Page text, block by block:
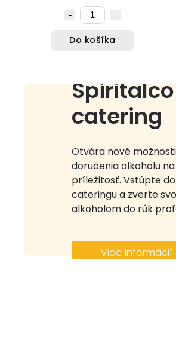
Do košíka
Spiritalco
catering
Otvára nové
doručenia alkoholu
príležitosť. Vstúpte
cateringu a zverte
alkoholom do rúk
Viac informácií